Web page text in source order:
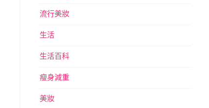
流行美妝
生活
生活百科
瘦身減重
美妝